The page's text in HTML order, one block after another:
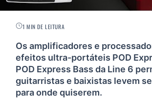
1 MIN DE LEITURA
Os amplificadores e
efeitos ultra-portáteis POD
POD Express Bass da Line 6
guitarristas e baixistas levem
para onde quiserem.